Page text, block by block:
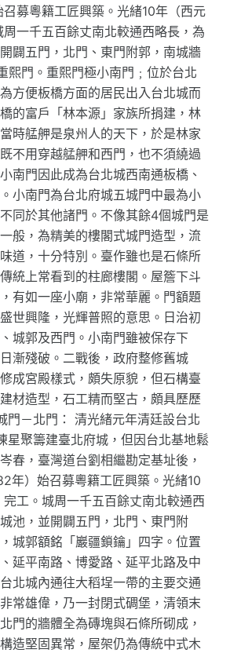
召募粵籍工匠興築。光緒10年（西元
一千五百餘丈南北較通西略長，為
闢五門，北門、東門附郭，南城牆
熙門。重熙門極小南門﹔位於台北
方便板橋方面的居民出入台北城而
的富戶「林本源」家族所捐建，林
時艋舺是泉州人的天下，於是林家
不用穿越艋舺和西門，也不須繞過
南門因此成為台北城西南通板橋、
小南門為台北府城五城門中最為小
同於其他諸門。不像其餘4個城門是
般，為精美的樓閣式城門造型，流
道，十分特別。臺作雖也是石條所
統上常看到的柱廊樓閣。屋簷下斗
有如一座小廟，非常華麗。門額題
世興隆，光輝普照的意思。日治初
城郭及西門。小南門雖被保存下
漸殘破。二戰後，政府整修舊城
成宮殿樣式，頗失原貌，但石構臺
材造型，石工精而堅古，頗具歷歷
門－北門： 清光緒元年清廷設台北
星聚籌建臺北府城，但因台北基地鬆
春，臺灣道台劉相繼勘定基址後，
年）始召募粵籍工匠興築。光緒10
工。城周一千五百餘丈南北較通西
池，並開闢五門，北門、東門附
城郭額銘「巖疆鎖鑰」四字。位置
延平南路、博愛路、延平北路及中
北城內通往大稻埕一帶的主要交通
常雄偉，乃一封閉式碉堡，清領末
門的牆體全為磚塊與石條所砌成，
造堅固異常，屋架仍為傳統中式木